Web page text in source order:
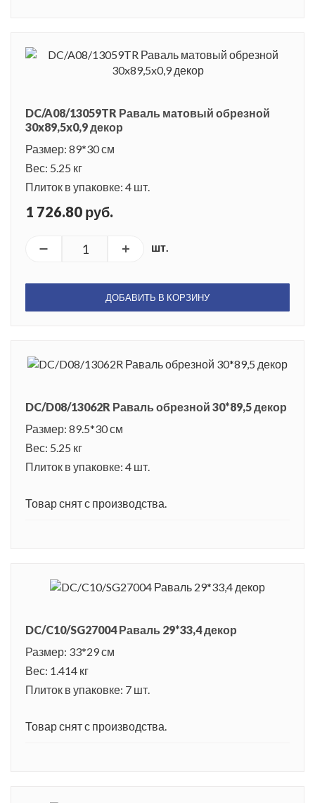
DC/A08/13059TR Раваль матовый обрезной
30x89,5x0,9 декор
Размер: 89*30 см
Вес: 5.25 кг
Плиток в упаковке: 4 шт.
1 726.80 руб.
шт.
ДОБАВИТЬ В КОРЗИНУ
DC/D08/13062R Раваль обрезной 30*89,5 декор
Размер: 89.5*30 см
Вес: 5.25 кг
Плиток в упаковке: 4 шт.
Товар снят с производства.
DC/C10/SG27004 Раваль 29*33,4 декор
Размер: 33*29 см
Вес: 1.414 кг
Плиток в упаковке: 7 шт.
Товар снят с производства.